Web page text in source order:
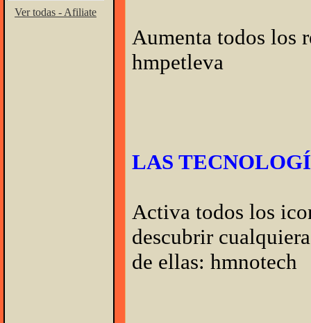
Ver todas - Afiliate
Aumenta todos los
hmpetleva
LAS
Activa todos los
descubrir cualquiera
de ellas: hmnotech